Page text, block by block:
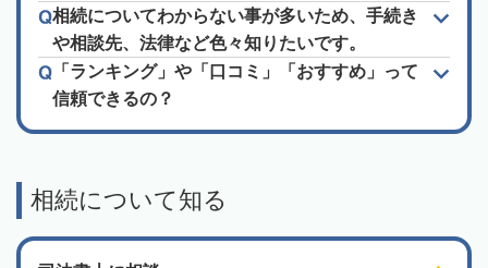
相続についてわからない事が多いため、手続き
や相談先、法律など色々知りたいです。
「ランキング」や「口コミ」「おすすめ」って
信頼できるの？
相続について知る